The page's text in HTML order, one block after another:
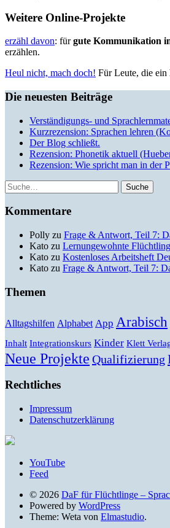
Weitere Online-Projekte
erzähl davon: fürgute Kommunikation
erzählen.
Heul nicht, mach doch! Für Leute, die ein
Die neuesten Beiträge
Verständigungs- und
Kurzrezension: Sprachen lehren
Der Blog schließt.
Rezension: Phonetik aktuell
Rezension: Wie spricht man in der
Suche
Kommentare
Polly zu Frage & Antwort, Teil 7:
Kato zu Lernungewohnte
Kato zu Kostenloses Arbeitsheft
Kato zu Frage & Antwort, Teil 7:
Themen
Alltagshilfen Alphabet App Arabisch
Inhalt Integrationskurs Kinder Klett
Neue Projekte Qualifizierung
Rechtliches
Impressum
Datenschutzerklärung
YouTube
Feed
© 2026 DaF für Flüchtlinge –
Powered by WordPress
Theme: Weta von Elmastudio.